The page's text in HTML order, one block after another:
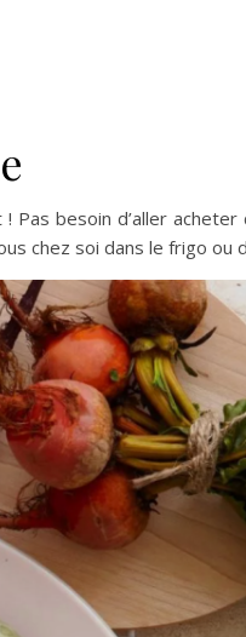
besoin d’aller
chez soi dans le frigo ou